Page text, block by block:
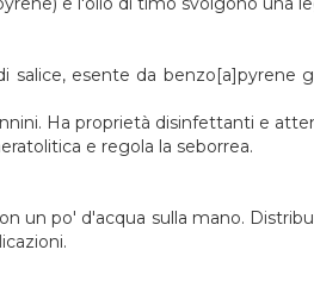
salice, esente da
Ha proprietà disinfettanti e
e regola la seborrea.
un po' d'acqua sulla mano.